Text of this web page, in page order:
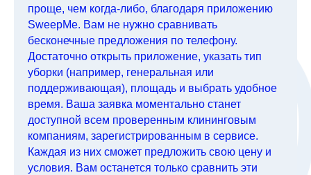
проще, чем когда-либо, благодаря приложению
SweepMe. Вам не нужно сравнивать
бесконечные предложения по телефону.
Достаточно открыть приложение, указать тип
уборки (например, генеральная или
поддерживающая), площадь и выбрать удобное
время. Ваша заявка моментально станет
доступной всем проверенным клининговым
компаниям, зарегистрированным в сервисе.
Каждая из них сможет предложить свою цену и
условия. Вам останется только сравнить эти